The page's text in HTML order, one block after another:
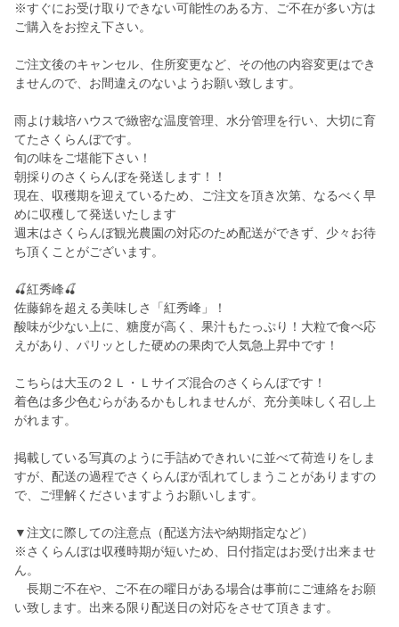
※すぐにお受け取りできない可能性のある方、ご不在が多い方は
ご購入をお控え下さい。
ご注文後のキャンセル、住所変更など、その他の内容変更はでき
ませんので、お間違えのないようお願い致します。
雨よけ栽培ハウスで緻密な温度管理、水分管理を行い、大切に育
てたさくらんぼです。
旬の味をご堪能下さい！
朝採りのさくらんぼを発送します！！
現在、収穫期を迎えているため、ご注文を頂き次第、なるべく早
めに収穫して発送いたします
週末はさくらんぼ観光農園の対応のため配送ができず、少々お待
ち頂くことがございます。
🍒紅秀峰🍒
佐藤錦を超える美味しさ「紅秀峰」！
酸味が少ない上に、糖度が高く、果汁もたっぷり！大粒で食べ応
えがあり、パリッとした硬めの果肉で人気急上昇中です！
こちらは大玉の２Ｌ・Ｌサイズ混合のさくらんぼです！
着色は多少色むらがあるかもしれませんが、充分美味しく召し上
がれます。
掲載している写真のように手詰めできれいに並べて荷造りをしま
すが、配送の過程でさくらんぼが乱れてしまうことがありますの
で、ご理解くださいますようお願いします。
▼注文に際しての注意点（配送方法や納期指定など）
※さくらんぼは収穫時期が短いため、日付指定はお受け出来ませ
ん。
長期ご不在や、ご不在の曜日がある場合は事前にご連絡をお願
い致します。出来る限り配送日の対応をさせて頂きます。